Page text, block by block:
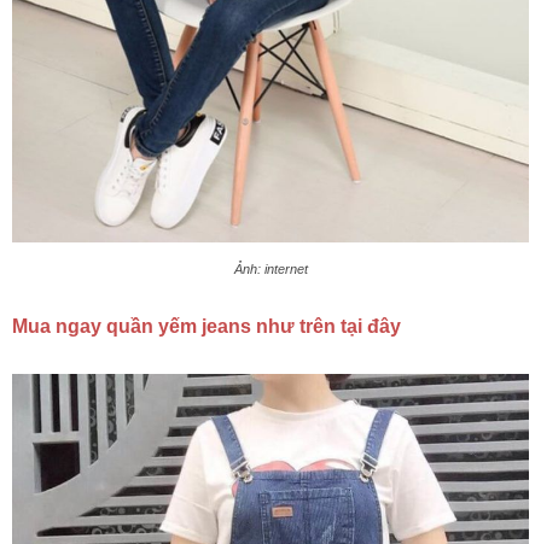
Ảnh: internet
Mua ngay quần yếm jeans như trên tại đây